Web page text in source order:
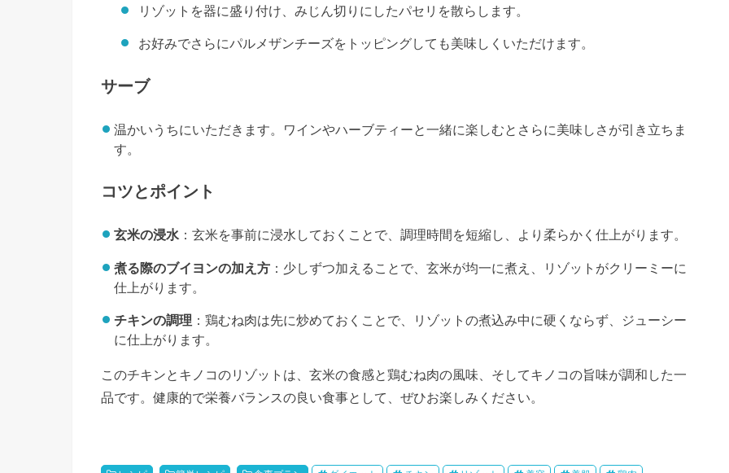
リゾットを器に盛り付け、みじん切りにしたパセリを散らします。
お好みでさらにパルメザンチーズをトッピングしても美味しくいただけます。
サーブ
温かいうちにいただきます。ワインやハーブティーと一緒に楽しむとさらに美味しさが引き立ちま
す。
コツとポイント
玄米の浸水 ：玄米を事前に浸水しておくことで、調理時間を短縮し、より柔らかく仕上がります。
煮る際のブイヨンの加え方 ：少しずつ加えることで、玄米が均一に煮え、リゾットがクリーミーに
仕上がります。
チキンの調理 ：鶏むね肉は先に炒めておくことで、リゾットの煮込み中に硬くならず、ジューシー
に仕上がります。
このチキンとキノコのリゾットは、玄米の食感と鶏むね肉の風味、そしてキノコの旨味が調和した一
品です。健康的で栄養バランスの良い食事として、ぜひお楽しみください。